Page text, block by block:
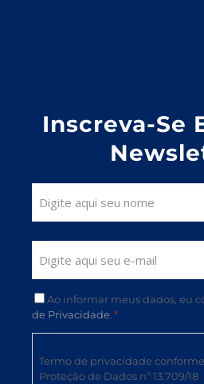
Inscreva-Se
Ao informar meus dados, eu
de Privacidade *
Termo de privacidade
Proteção de Dados nº 13.709/18